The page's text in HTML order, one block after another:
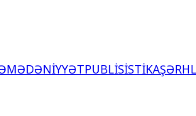
MƏDƏNİYYƏTPUBLİSİSTİKA